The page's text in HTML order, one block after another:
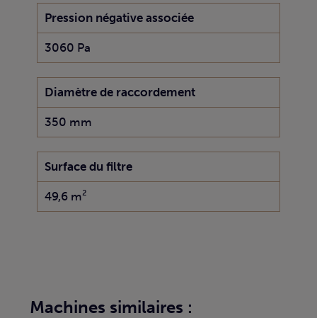
Pression négative associée
3060 Pa
Diamètre de raccordement
350 mm
Surface du filtre
49,6 m²
Machines similaires :